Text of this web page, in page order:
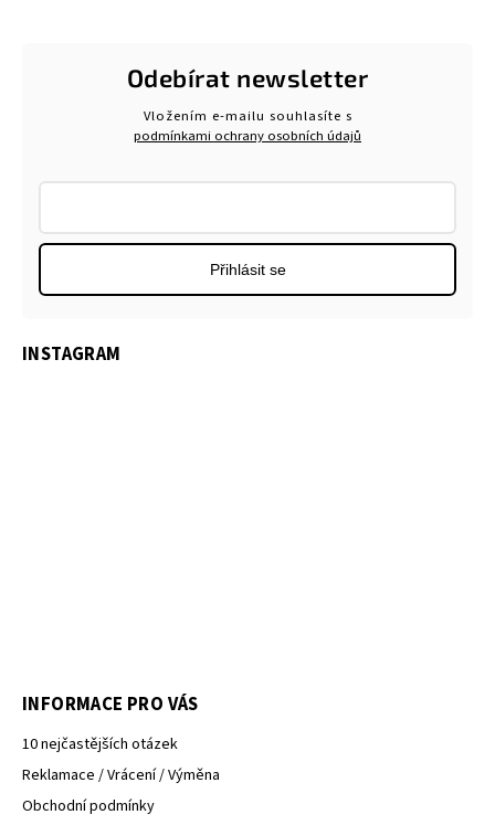
Odebírat newsletter
Vložením e-mailu souhlasíte s
podmínkami ochrany osobních údajů
Přihlásit se
INSTAGRAM
INFORMACE PRO VÁS
10 nejčastějších otázek
Reklamace / Vrácení / Výměna
Obchodní podmínky